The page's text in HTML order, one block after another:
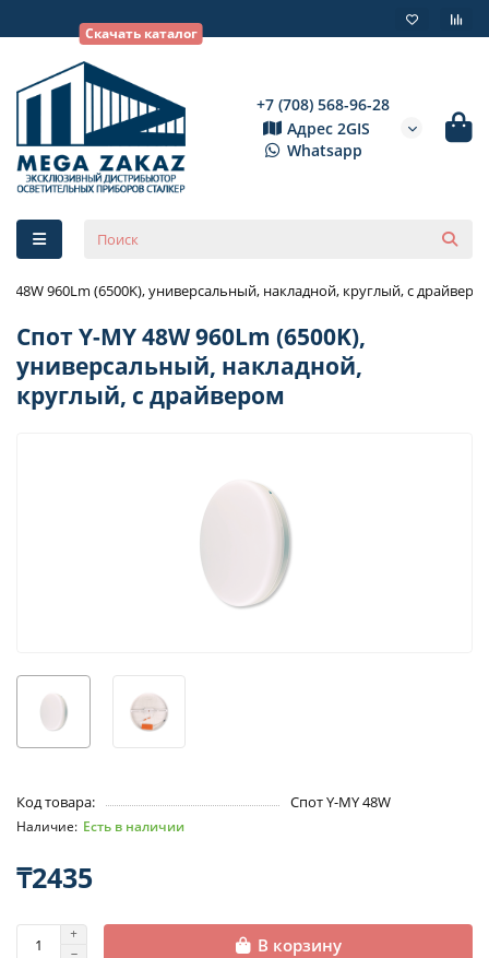
+7 (708) 568-96-28
Адрес 2GIS
Whatsapp
Скачать каталог
48W 960Lm (6500K), универсальный, накладной, круглый, с
Спот Y-MY 48W 960Lm (6500K),
универсальный, накладной,
круглый, с драйвером
Код товара: Спот Y-MY 48W
Есть в наличии
₸2435
В корзину